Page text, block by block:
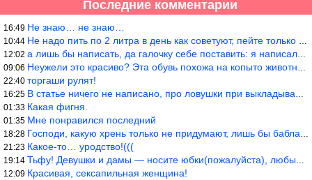
Последние комментарии
16:49 Не знаю… не знаю…
10:44 Не надо пить по 2 литра в день как советуют, пейте только когда
12:02 а лишь бы написать, да галочку себе поставить: я написала статью
09:06 Неужели это красиво? Эта обувь похожа на копыто животного, не хв
22:40 торгаши рулят!
16:25 В статье ничего не написано, про ловушки при выкладывании товара
01:33 Какая фигня.
01:35 Мне понравился последний
18:28 Господи, какую хрень только не придумают, лишь бы бабла срубить!
21:23 Какое-то… уродство!(((
19:14 Тьфу! Девушки и дамы — носите юбки(пожалуйста), любые штаны на ж
12:09 Красивая, сексапильная женщина!